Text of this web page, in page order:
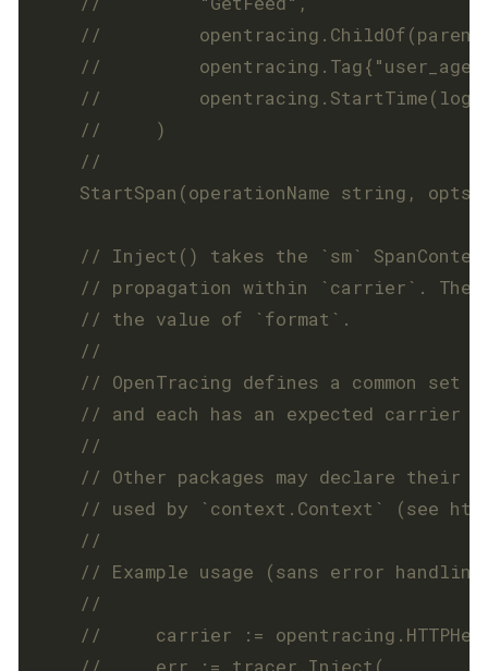
//
//
//
//     )
StartSpan(operationName string, opts
// Inject() takes the `sm`
// propagation within `carrier`. The
// the value of `format`.
// OpenTracing defines a common set
// and each has an expected carrier
// Other packages may declare their
// used by `context.Context` (see
// Example usage (sans error
//     carrier :=
//     err := tracer.Inject(